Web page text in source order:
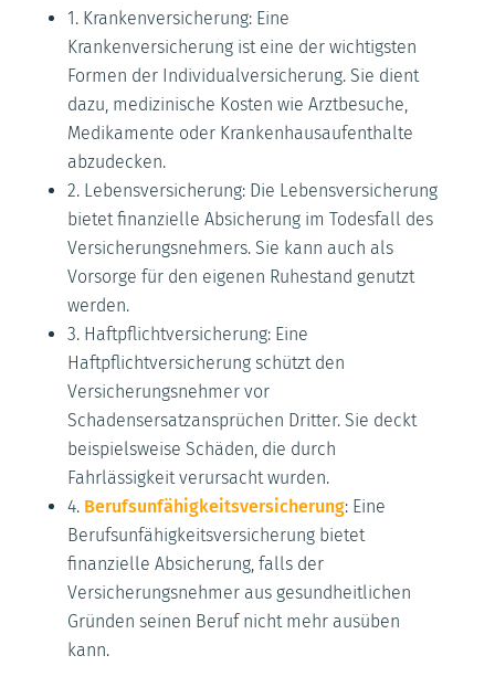
1. Krankenversicherung: Eine
Krankenversicherung ist eine der wichtigsten
Formen der Individualversicherung. Sie dient
dazu, medizinische Kosten wie Arztbesuche,
Medikamente oder Krankenhausaufenthalte
abzudecken.
2. Lebensversicherung: Die Lebensversicherung
bietet finanzielle Absicherung im Todesfall des
Versicherungsnehmers. Sie kann auch als
Vorsorge für den eigenen Ruhestand genutzt
werden.
3. Haftpflichtversicherung: Eine
Haftpflichtversicherung schützt den
Versicherungsnehmer vor
Schadensersatzansprüchen Dritter. Sie deckt
beispielsweise Schäden, die durch
Fahrlässigkeit verursacht wurden.
4. Berufsunfähigkeitsversicherung: Eine
Berufsunfähigkeitsversicherung bietet
finanzielle Absicherung, falls der
Versicherungsnehmer aus gesundheitlichen
Gründen seinen Beruf nicht mehr ausüben
kann.